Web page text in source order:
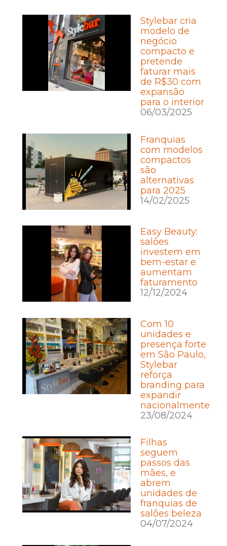
Stylebar cria
modelo de
negócio
compacto e
pretende
faturar mais
de R$30 com
expansão
para o interior
06/03/2025
Franquias
com modelos
compactos
são
alternativas
para 2025
14/02/2025
Easy Beauty:
salões
investem em
bem-estar e
aumentam
faturamento
12/12/2024
Com 10
unidades e
presença forte
em São Paulo,
Stylebar
reforça
branding para
expandir
nacionalmente
23/08/2024
Filhas
seguem
passos das
mães, e
abrem
unidades de
franquias de
salões beleza
04/07/2024